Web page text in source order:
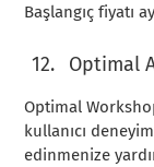
Başlangıç fiyatı
Optimal
Optimal
kullanıcı
edinmenize